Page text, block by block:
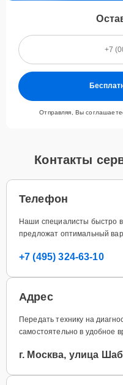
Отправляя, Вы
Контакты
Телефон
Наши специалисты быстро
предложат оптимальный
+7 (495) 324-63-10
Адрес
Передать технику на
самостоятельно в удобное
г. Москва, улица